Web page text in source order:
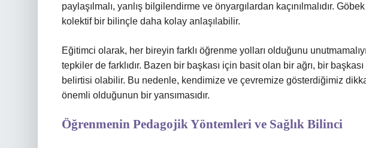
paylaşılmalı, yanlış bilgilendirme ve önyargılardan kaçınılmalıdır.
kolektif bir bilinçle daha kolay anlaşılabilir.
Eğitimci olarak, her bireyin farklı öğrenme yolları olduğunu
tepkiler de farklıdır. Bazen bir başkası için basit olan bir ağrı, bir
belirtisi olabilir. Bu nedenle, kendimize ve çevremize gösterdiğimiz
önemli olduğunun bir yansımasıdır.
Öğrenmenin Pedagojik Yöntemleri ve Sağlık Bilinci